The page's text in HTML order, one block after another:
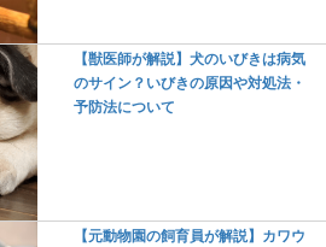
【獣医師が解説】犬のいびきは病気
のサイン？いびきの原因や対処法・
予防法について
【元動物園の飼育員が解説】カワウ